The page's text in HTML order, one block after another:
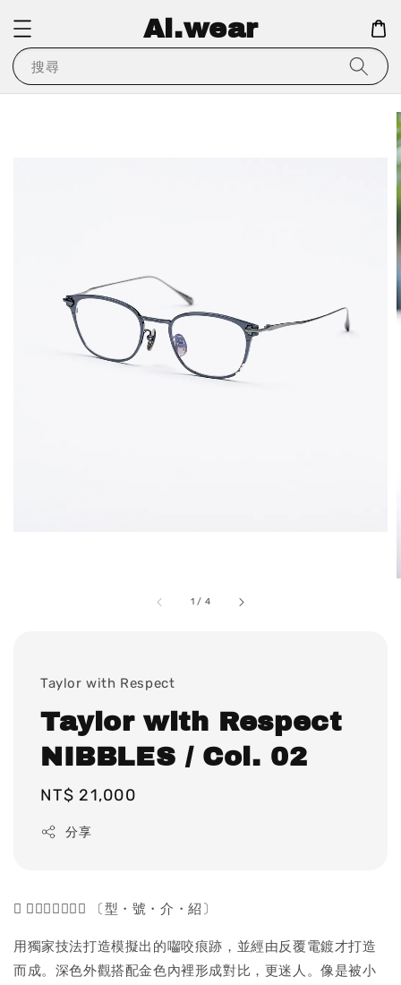
Ai.wear
搜尋
1 / 4
Taylor with Respect
Taylor with Respect
NIBBLES / Col. 02
Regular
NT$ 21,000
分享
 𝓷𝓲𝓫𝓫𝓵𝓮𝓼 〔型・號・介・紹〕
用獨家技法打造模擬出的囓咬痕跡，並經由反覆電鍍才打造
而成。深色外觀搭配金色內裡形成對比，更迷人。像是被小